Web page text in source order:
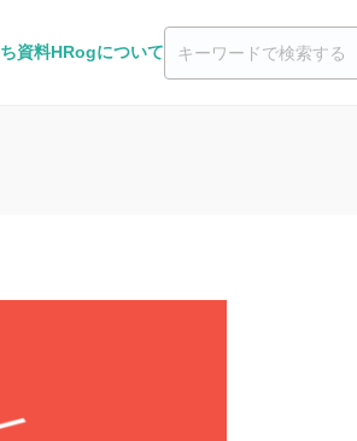
資料HRogについて